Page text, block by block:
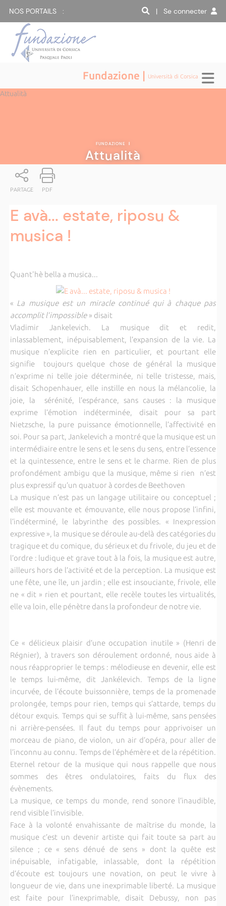
NOS PORTAILS : | Se connecter
Fundazione | Università di Corsica
Attualità
FUNDAZIONE |
Attualità
PARTAGE PDF
E avà... estate, riposu &
musica !
Quant'hè bella a musica...
« La musique est un miracle continué qui à chaque pas
accomplit l’impossible » disait
Vladimir Jankelevich. La musique dit et redit,
inlassablement, inépuisablement, l’expansion de la vie. La
musique n’explicite rien en particulier, et pourtant elle
signifie toujours quelque chose de général la musique
n’exprime ni telle joie déterminée, ni telle tristesse, mais,
disait Schopenhauer, elle instille en nous la mélancolie, la
joie, la sérénité, l’espérance, sans causes : la musique
exprime l’émotion indéterminée, disait pour sa part
Nietzsche, la pure puissance émotionnelle, l’affectivité en
soi. Pour sa part, Jankelevich a montré que la musique est un
intermédiaire entre le sens et le sens du sens, entre l’essence
et la quintessence, entre le sens et le charme. Rien de plus
profondément ambigu que la musique, même si rien n’est
plus expressif qu’un quatuor à cordes de Beethoven
La musique n’est pas un langage utilitaire ou conceptuel ;
elle est mouvante et émouvante, elle nous propose l’infini,
l’indéterminé, le labyrinthe des possibles. « Inexpression
expressive », la musique se déroule au-delà des catégories du
tragique et du comique, du sérieux et du frivole, du jeu et de
l’ordre : ludique et grave tout à la fois, la musique est autre,
ailleurs hors de l’activité et de la perception. La musique est
une fête, une île, un jardin ; elle est insouciante, frivole, elle
ne « dit » rien et pourtant, elle recèle toutes les virtualités,
elle va loin, elle pénètre dans la profondeur de notre vie.
Ce « délicieux plaisir d’une occupation inutile » (Henri de
Régnier), à travers son déroulement ordonné, nous aide à
nous réapproprier le temps : mélodieuse en devenir, elle est
le temps lui-même, dit Jankélevich. Temps de la ligne
incurvée, de l’écoute buissonnière, temps de la promenade
prolongée, temps pour rien, temps qui s’attarde, temps du
détour exquis. Temps qui se suffit à lui-même, sans pensées
ni arrière-pensées. Il faut du temps pour apprivoiser un
morceau de piano, de violon, un air d’opéra, pour aller de
l’inconnu au connu. Temps de l’éphémère et de la répétition.
Eternel retour de la musique qui nous rappelle que nous
sommes des êtres ondulatoires, faits du flux des
évènements.
La musique, ce temps du monde, rend sonore l’inaudible,
rend visible l’invisible.
Face à la volonté envahissante de maîtrise du monde, la
musique c’est un devenir artiste qui fait toute sa part au
silence ; ce « sens dénué de sens » dont la quête est
inépuisable, infatigable, inlassable, dont la répétition
d’écoute est toujours une novation, on peut le vivre à
longueur de vie, dans une inexprimable liberté. La musique
est faite pour l’inexprimable, disait Debussy, non pas